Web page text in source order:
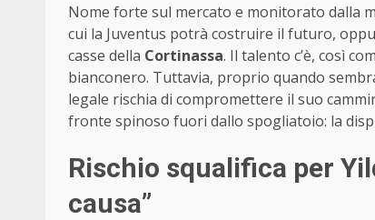
Nome forte sul mercato e monitorato dalla
cui la Juventus potrà costruire il futuro,
casse della Cortinassa. Il talento c’è, così
bianconero. Tuttavia, proprio quando
legale rischia di compromettere il suo
fronte spinoso fuori dallo spogliatoio: la
Rischio squalifica per
causa”